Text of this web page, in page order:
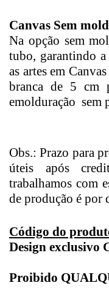
Canvas Sem
Na opção sem
tubo, garantindo a
as artes em
branca de 5 cm
emolduração sem
Obs.: Prazo para
úteis após
trabalhamos com
de produção é por
Código do
Design exclusivo
Proibido